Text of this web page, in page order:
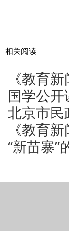
相关阅读
《教育
国学公
北京市民
《教育
“新苗寨”